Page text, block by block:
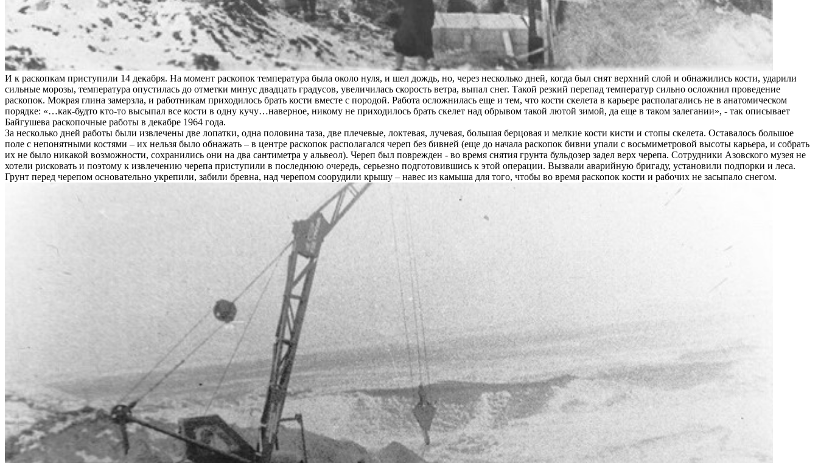
И к раскопкам приступили 14 декабря. На момент раскопок температура была около нуля, и шел дождь, но, через несколько дней, когда был снят верхний слой и обнажились кости, ударили
сильные морозы, температура опустилась до отметки минус двадцать градусов, увеличилась скорость ветра, выпал снег. Такой резкий перепад температур сильно осложнил проведение
раскопок. Мокрая глина замерзла, и работникам приходилось брать кости вместе с породой. Работа осложнилась еще и тем, что кости скелета в карьере располагались не в анатомическом
порядке: «…как-будто кто-то высыпал все кости в одну кучу…наверное, никому не приходилось брать скелет над обрывом такой лютой зимой, да еще в таком залегании», - так описывает
Байгушева раскопочные работы в декабре 1964 года.
За несколько дней работы были извлечены две лопатки, одна половина таза, две плечевые, локтевая, лучевая, большая берцовая и мелкие кости кисти и стопы скелета. Оставалось большое
поле с непонятными костями – их нельзя было обнажать – в центре раскопок располагался череп без бивней (еще до начала раскопок бивни упали с восьмиметровой высоты карьера, и собрать
их не было никакой возможности, сохранились они на два сантиметра у альвеол). Череп был поврежден - во время снятия грунта бульдозер задел верх черепа. Сотрудники Азовского музея не
хотели рисковать и поэтому к извлечению черепа приступили в последнюю очередь, серьезно подготовившись к этой операции. Вызвали аварийную бригаду, установили подпорки и леса.
Грунт перед черепом основательно укрепили, забили бревна, над черепом соорудили крышу – навес из камыша для того, чтобы во время раскопок кости и рабочих не засыпало снегом.